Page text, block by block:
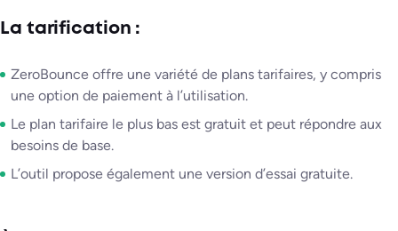
La tarification :
ZeroBounce offre une variété de plans tarifaires, y compris
une option de paiement à l’utilisation.
Le plan tarifaire le plus bas est gratuit et peut répondre aux
besoins de base.
L’outil propose également une version d’essai gratuite.